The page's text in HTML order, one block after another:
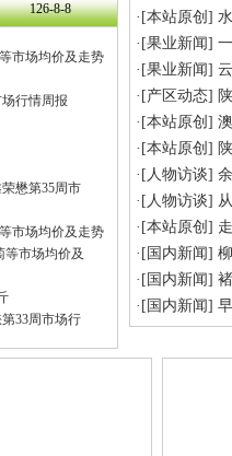
126-8-8
市场均价及走势
行情周报
懋第35周市
市场均价及走势
等市场均价及
33周市场行
·[本站原创 ]
·[果业新闻]
·[果业新闻]
·[产区动态]
·[本站原创 ]
·[本站原创 ]
·[ 人物访谈]
·[ 人物访谈]
·[本站原创 ]
·[ 国内新闻]
·[ 国内新闻]
·[ 国内新闻]